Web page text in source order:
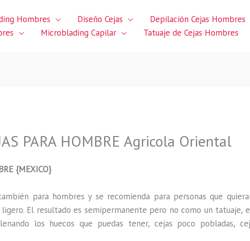
Hombres Diseño Cejas Depilación Cejas Hombres
Microblading Capilar Tatuaje de Cejas Hombres
PARA HOMBRE Agricola Oriental
{MEXICO}
para hombres y se recomienda para personas que
ligero.El resultado es semipermanente pero no como un tatuaje,
los huecos que puedas tener, cejas poco pobladas,